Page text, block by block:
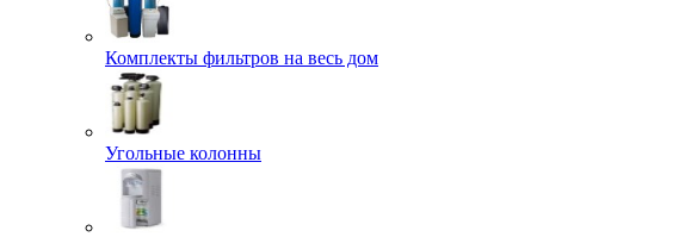
Комплекты фильтров на весь дом
Угольные колонны